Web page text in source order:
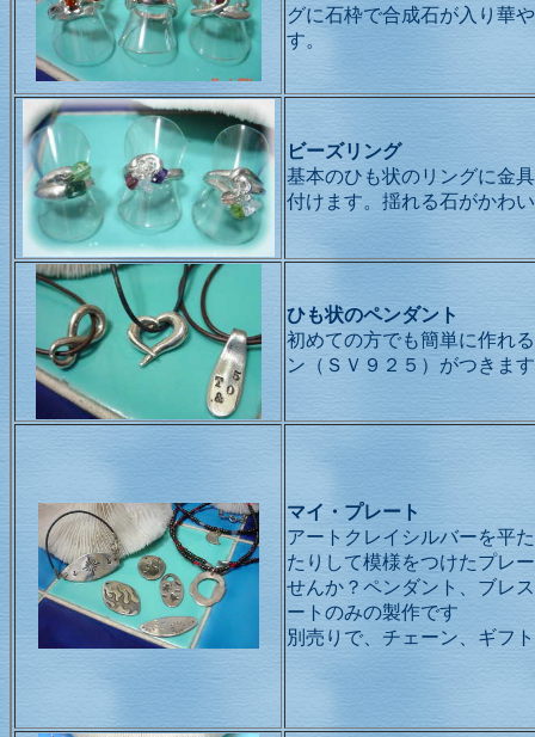
グに石枠で合成石が入り華
す。
ビーズリング
基本のひも状のリングに金
付けます。揺れる石がかわ
ひも状のペンダント
初めての方でも簡単に作れ
ン（ＳＶ９２５）がつきま
マイ・プレート
アートクレイシルバーを平
たりして模様をつけたプレ
せんか？ペンダント、ブレ
ートのみの製作です
別売りで、チェーン、ギフ